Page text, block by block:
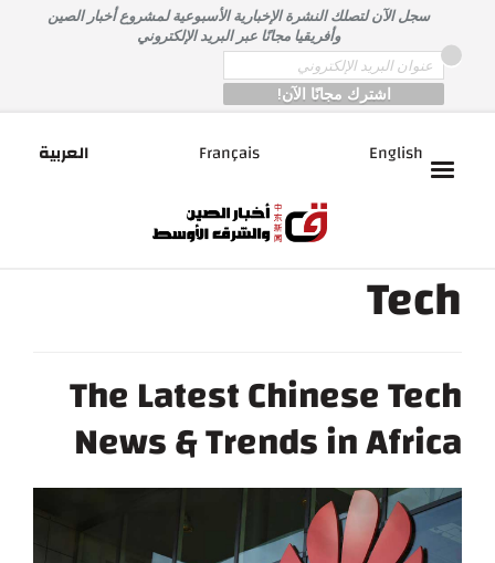
المحتوى
سجل الآن لتصلك النشرة الإخبارية الأسبوعية لمشروع أخبار الصين
وأفريقيا مجانًا عبر البريد الإلكتروني
Email
*
English
Français العربية
Tech
The Latest Chinese Tech
News & Trends in Africa